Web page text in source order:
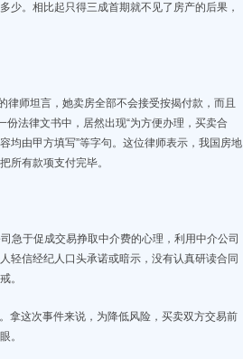
少。相比起只得三成首期就不见了房产的后果，
律师坦言，她卖房全部不会接受按揭付款，而且
份法律文书中，居然出现“为方便办理，买卖合
均由甲方填写”等字句。这位律师表示，我国房地
所有款项支付完毕。
急于促成交易挣取中介费的心理，利用中介公司
轻信经纪人口头承诺或暗示，没有认真研读合同
。
拿这次事件来说，为降低风险，买卖双方交易前
。